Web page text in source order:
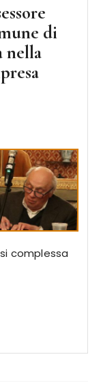
di
nella
complessa